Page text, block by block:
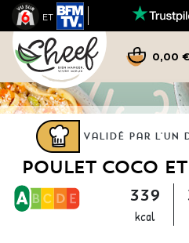
ET
0,00
Validé par l'un
POULET COCO
339
kcal